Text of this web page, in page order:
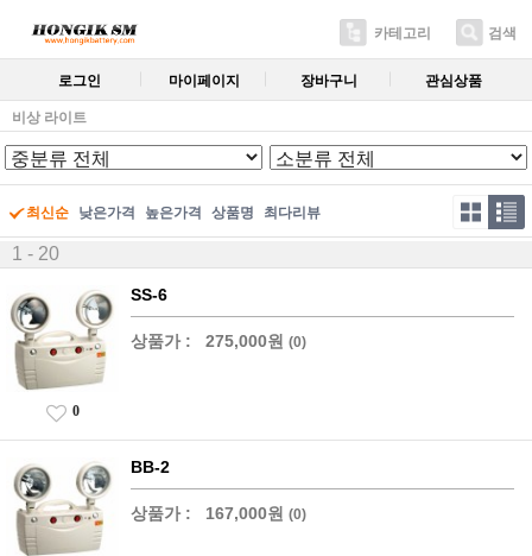
카테고리 검색
로그인 마이페이지 장바구니 관심상품
비상 라이트
최신순 낮은가격 높은가격 상품명 최다리뷰
1 - 20
SS-6
상품가 : 275,000원 (0)
0
BB-2
상품가 : 167,000원 (0)